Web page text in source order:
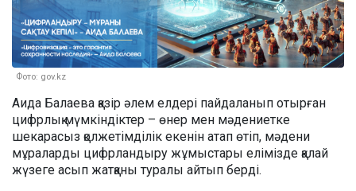
Фото: gov.kz
Аида Балаева қазір әлем елдері пайдаланып отырған
цифрлық мүмкіндіктер – өнер мен мәдениетке
шекарасыз қолжетімділік екенін атап өтіп, мәдени
мұраларды цифрландыру жұмыстары елімізде қалай
жүзеге асып жатқаны туралы айтып берді.